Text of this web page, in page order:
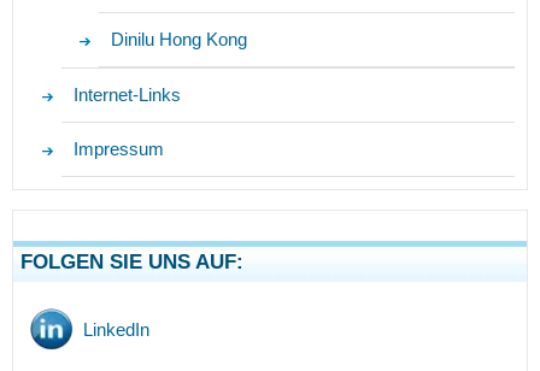
Dinilu Hong Kong
Internet-Links
Impressum
FOLGEN SIE UNS AUF:
LinkedIn